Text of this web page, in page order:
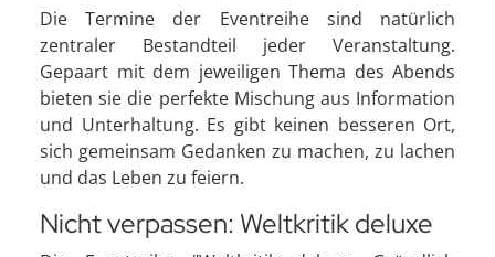
Die Termine der Eventreihe sind natürlich
zentraler Bestandteil jeder Veranstaltung.
Gepaart mit dem jeweiligen Thema des Abends
bieten sie die perfekte Mischung aus Information
und Unterhaltung. Es gibt keinen besseren Ort,
sich gemeinsam Gedanken zu machen, zu lachen
und das Leben zu feiern.
Nicht verpassen: Weltkritik deluxe